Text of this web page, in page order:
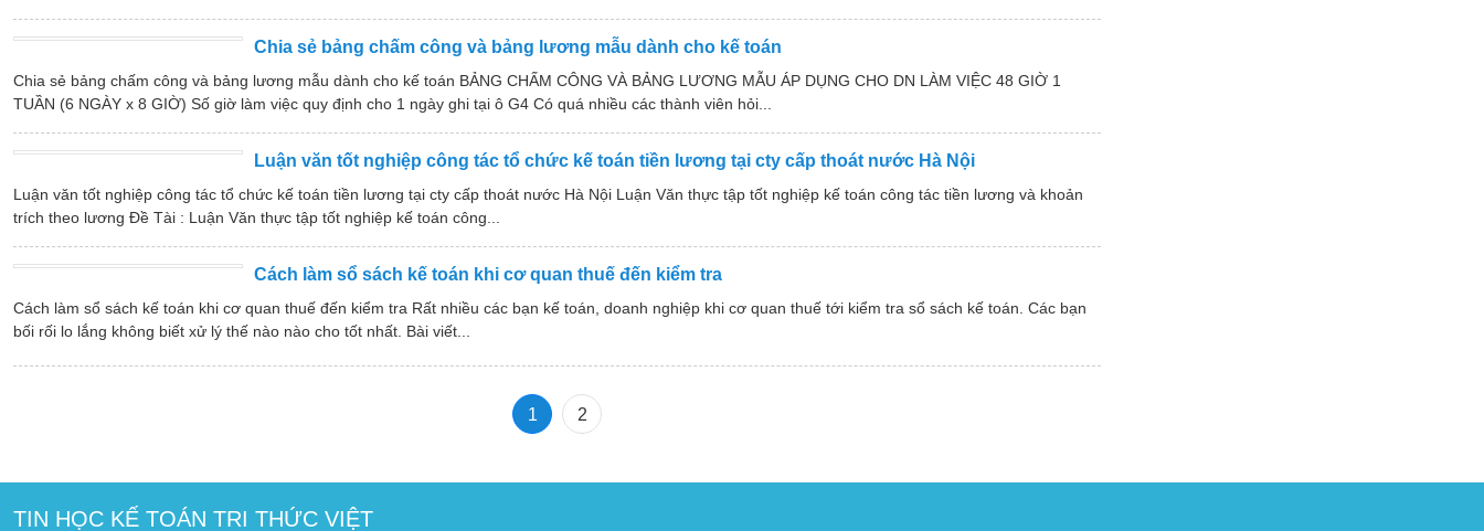
Chia sẻ bảng chấm công và bảng lương mẫu dành cho kế toán
Chia sẻ bảng chấm công và bảng lương mẫu dành cho kế toán BẢNG CHẤM CÔNG VÀ BẢNG LƯƠNG MẪU ÁP DỤNG CHO DN LÀM VIỆC 48 GIỜ 1
TUẦN (6 NGÀY x 8 GIỜ) Số giờ làm việc quy định cho 1 ngày ghi tại ô G4 Có quá nhiều các thành viên hỏi...
Luận văn tốt nghiệp công tác tổ chức kế toán tiền lương tại cty cấp thoát nước Hà Nội
Luận văn tốt nghiệp công tác tổ chức kế toán tiền lương tại cty cấp thoát nước Hà Nội Luận Văn thực tập tốt nghiệp kế toán công tác tiền lương và khoản
trích theo lương Đề Tài : Luận Văn thực tập tốt nghiệp kế toán công...
Cách làm sổ sách kế toán khi cơ quan thuế đến kiểm tra
Cách làm sổ sách kế toán khi cơ quan thuế đến kiểm tra Rất nhiều các bạn kế toán, doanh nghiệp khi cơ quan thuế tới kiểm tra sổ sách kế toán. Các bạn
bối rối lo lắng không biết xử lý thế nào nào cho tốt nhất. Bài viết...
1 2
TIN HỌC KẾ TOÁN TRI THỨC VIỆT